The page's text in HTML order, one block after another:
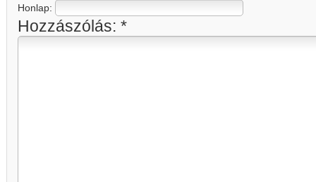
Honlap:
Hozzászólás: *